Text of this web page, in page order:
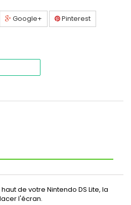
Google+ Pinterest
de votre Nintendo DS Lite, la
l'écran.